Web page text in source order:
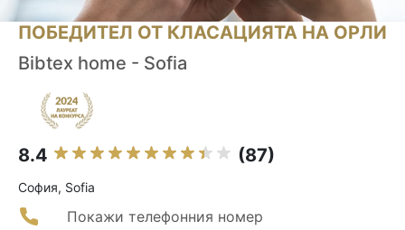
ПОБЕДИТЕЛ ОТ КЛАСАЦИЯТА НА ОРЛИ
Bibtex home - Sofia
8.4 (87)
София, Sofia
Покажи телефонния номер